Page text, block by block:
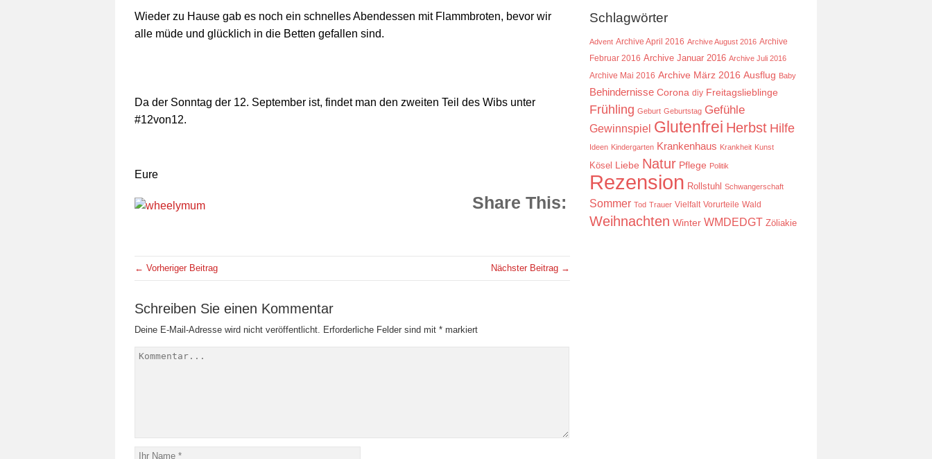
Wieder zu Hause gab es noch ein schnelles Abendessen mit Flammbroten, bevor wir
alle müde und glücklich in die Betten gefallen sind.
Da der Sonntag der 12. September ist, findet man den zweiten Teil des Wibs unter
#12von12.
Eure
Share This:
← Vorheriger Beitrag Nächster Beitrag →
Schreiben Sie einen Kommentar
Deine E-Mail-Adresse wird nicht veröffentlicht. Erforderliche Felder sind mit * markiert
Schlagwörter
Advent Archive April 2016 Archive August 2016 Archive
Februar 2016 Archive Januar 2016 Archive Juli 2016
Archive Mai 2016 Archive März 2016 Ausflug Baby
Behindernisse Corona diy Freitagslieblinge
Frühling Geburt Geburtstag Gefühle
Gewinnspiel Glutenfrei Herbst Hilfe
Ideen Kindergarten Krankenhaus Krankheit Kunst
Kösel Liebe Natur Pflege Politik
Rezension Rollstuhl Schwangerschaft
Sommer Tod Trauer Vielfalt Vorurteile Wald
Weihnachten Winter WMDEDGT Zöliakie